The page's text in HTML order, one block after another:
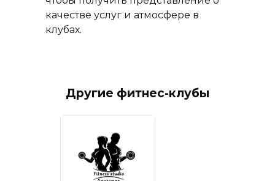
качестве услуг и атмосфере в
клубах.
Другие фитнес-клубы